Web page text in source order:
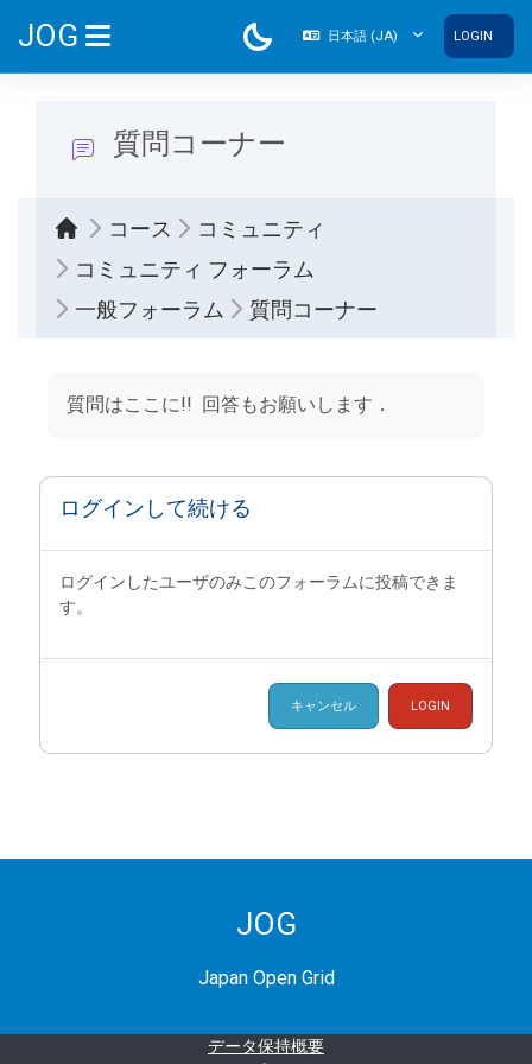
JOG 日本語 ‎(JA)‎ LOGIN
質問コーナー
コース
コミュニティ
コミュニティ フォーラム
一般フォーラム
質問コーナー
質問はここに!! 回答もお願いします．
ログインして続ける
ログインしたユーザのみこのフォーラムに投稿できま
す。
キャンセル LOGIN
JOG
Japan Open Grid
データ保持概要